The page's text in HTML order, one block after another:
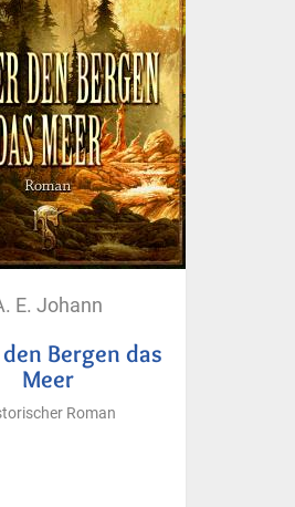
E. Johann
Bergen das
Meer
Roman